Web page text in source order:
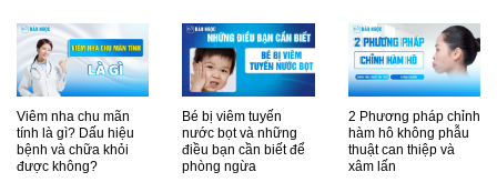
Viêm nha chu mãn
tính là gì? Dấu hiệu
bệnh và chữa khỏi
được không?
Bé bị viêm tuyến
nước bọt và những
điều bạn cần biết để
phòng ngừa
2 Phương pháp chỉnh
hàm hô không phẫu
thuật can thiệp và
xâm lấn